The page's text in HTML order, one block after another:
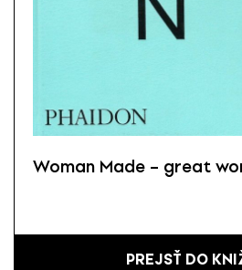
Woman Made – great
PREJSŤ DO